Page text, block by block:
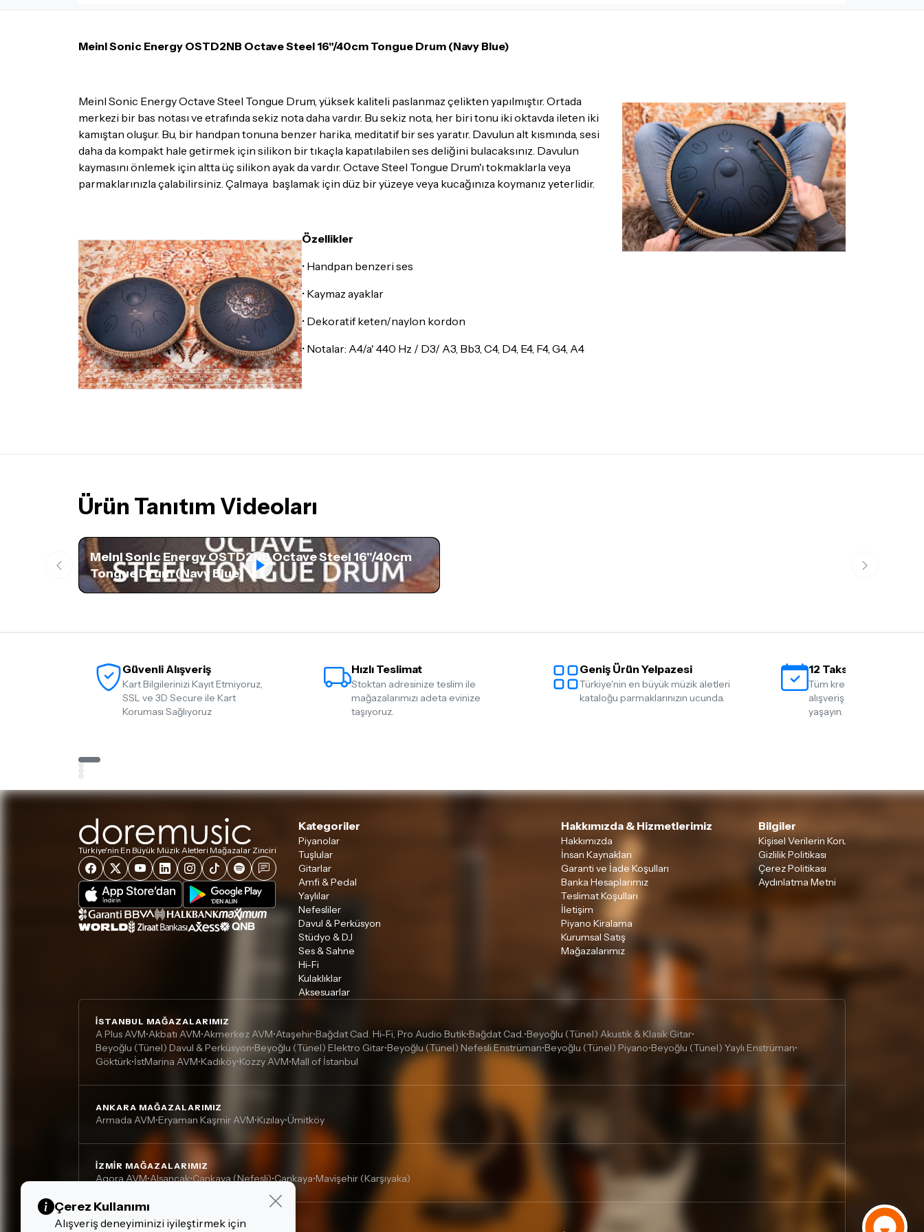
ambalajının korunmuş, aksesuar ve tüm ürün içeriğinin eksiksiz olması
İade ve değişim koşulları, ürün kategorilerine göre farklılık gösterebilir.
Lütfen satın almadan önce ilgili ürünün iade/değişim şartlarını kontrol
ettiğinizden emin olun.
tıklayınız
Meinl Sonic Energy OSTD2NB Octave Steel 16"/40cm Tongue Drum (Navy Blue)
Meinl Sonic Energy Octave Steel Tongue Drum, yüksek kaliteli paslanmaz çelikten yapılmıştır. Ortada
merkezi bir bas notası ve etrafında sekiz nota daha vardır. Bu sekiz nota, her biri tonu iki oktavda ileten iki
kamıştan oluşur. Bu, bir handpan tonuna benzer harika, meditatif bir ses yaratır. Davulun alt kısmında, sesi
daha da kompakt hale getirmek için silikon bir tıkaçla kapatılabilen ses deliğini bulacaksınız. Davulun
kaymasını önlemek için altta üç silikon ayak da vardır. Octave Steel Tongue Drum'ı tokmaklarla veya
parmaklarınızla çalabilirsiniz. Çalmaya başlamak için düz bir yüzeye veya kucağınıza koymanız yeterlidir.
Özellikler
• Handpan benzeri ses
• Kaymaz ayaklar
• Dekoratif keten/naylon kordon
• Notalar: A4/a' 440 Hz / D3/ A3, Bb3, C4, D4, E4, F4, G4, A4
Ürün Tanıtım Videoları
Meinl Sonic Energy OSTD2NB Octave Steel 16"/40cm
Tongue Drum (Navy Blue)
Güvenli Alışveriş
Kart Bilgilerinizi Kayıt Etmiyoruz,
SSL ve 3D Secure ile Kart
Koruması Sağlıyoruz
Hızlı Teslimat
Stoktan adresinize teslim ile
mağazalarımızı adeta evinize
taşıyoruz.
Geniş Ürün Yelpazesi
Türkiye'nin en büyük müzik aletleri
kataloğu parmaklarınızın ucunda.
12 Taksit İmkanı
Tüm kredi kartlarına 12
alışveriş yapmanın
yaşayın.
Türkiye'nin En Büyük Müzik Aletleri Mağazalar Zinciri
Kategoriler
Piyanolar
Tuşlular
Gitarlar
Amfi & Pedal
Yaylılar
Nefesliler
Davul & Perküsyon
Stüdyo & DJ
Ses & Sahne
Hi-Fi
Kulaklıklar
Aksesuarlar
Hakkımızda & Hizmetlerimiz
Hakkımızda
İnsan Kaynakları
Garanti ve İade Koşulları
Banka Hesaplarımız
Teslimat Koşulları
İletişim
Piyano Kiralama
Kurumsal Satış
Mağazalarımız
Bilgiler
Kişisel Verilerin Korunması
Gizlilik Politikası
Çerez Politikası
Aydınlatma Metni
İSTANBUL MAĞAZALARIMIZ
A Plus AVM•Akbatı AVM•Akmerkez AVM•Ataşehir•Bağdat Cad. Hi-Fi, Pro Audio Butik•Bağdat Cad.•Beyoğlu (Tünel) Akustik & Klasik Gitar•
Beyoğlu (Tünel) Davul & Perküsyon•Beyoğlu (Tünel) Elektro Gitar•Beyoğlu (Tünel) Nefesli Enstrüman•Beyoğlu (Tünel) Piyano•Beyoğlu (Tünel) Yaylı Enstrüman•
Göktürk•İstMarina AVM•Kadıköy•Kozzy AVM•Mall of İstanbul
ANKARA MAĞAZALARIMIZ
Armada AVM•Eryaman Kaşmir AVM•Kızılay•Ümitköy
İZMIR MAĞAZALARIMIZ
Agora AVM•Alsancak•Çankaya (Nefesli)•Çankaya•Mavişehir (Karşıyaka)
DIĞER MAĞAZALARIMIZ
Çerez Kullanımı
Alışveriş deneyiminizi iyileştirmek için